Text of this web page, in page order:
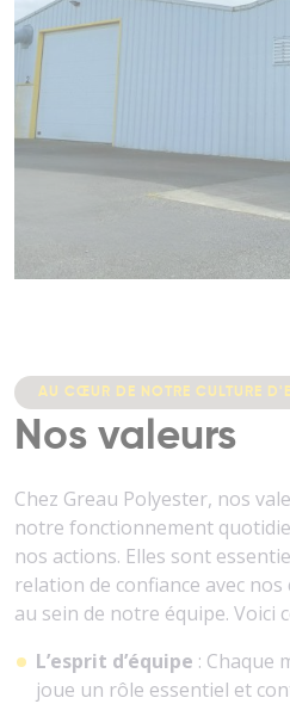
AU CŒUR DE NOTRE CULTURE
Nos valeurs
Chez Greau Polyester, nos
notre fonctionnement
nos actions. Elles sont
relation de confiance avec
au sein de notre équipe. Voici
L’esprit d’équipe : Chaque
joue un rôle essentiel et